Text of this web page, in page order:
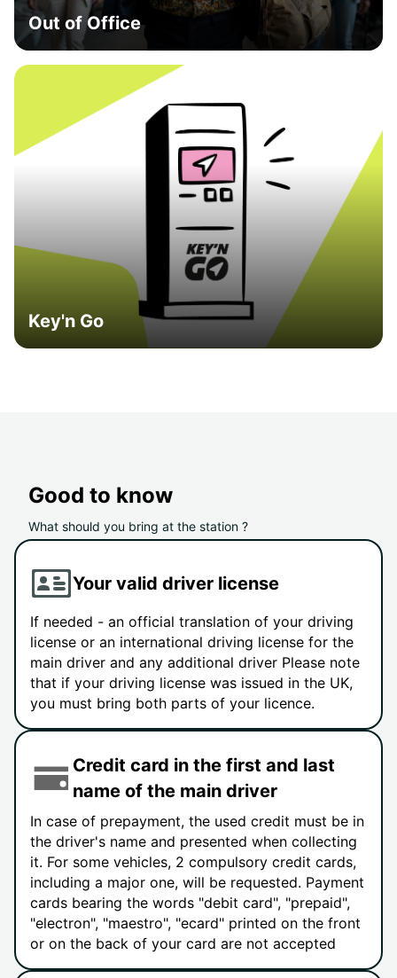
Out of Office
Key'n Go
Good to know
What should you bring at the station ?
Your valid driver license
If needed - an official translation of your driving
license or an international driving license for the
main driver and any additional driver Please note
that if your driving license was issued in the UK,
you must bring both parts of your licence.
Credit card in the first and last
name of the main driver
In case of prepayment, the used credit must be in
the driver's name and presented when collecting
it. For some vehicles, 2 compulsory credit cards,
including a major one, will be requested. Payment
cards bearing the words "debit card", "prepaid",
"electron", "maestro", "ecard" printed on the front
or on the back of your card are not accepted